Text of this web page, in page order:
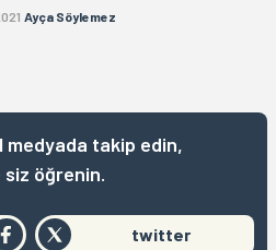
Ayça Söylemez
medyada takip edin,
siz öğrenin.
twitter